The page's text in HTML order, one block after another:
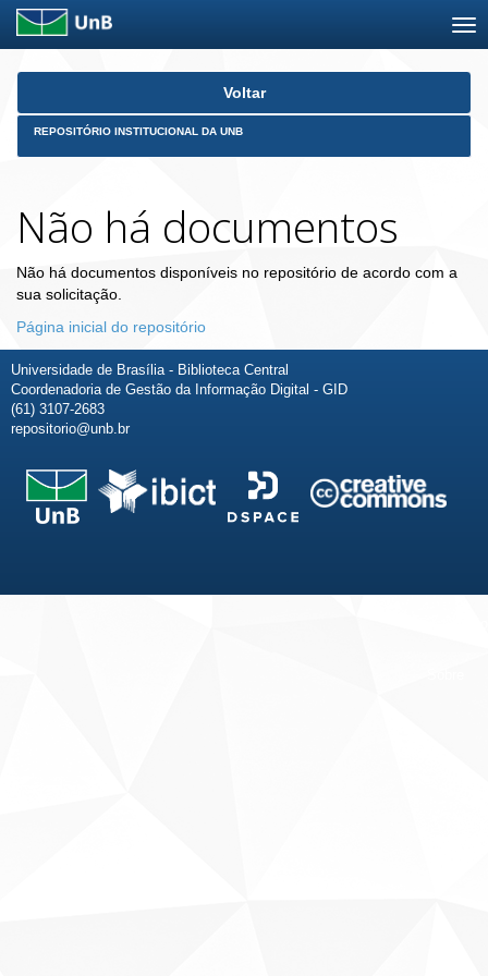
Skip
Voltar
REPOSITÓRIO INSTITUCIONAL DA UNB
Não há documentos
Não há documentos disponíveis no repositório de acordo com a
sua solicitação.
Página inicial do repositório
Universidade de Brasília - Biblioteca Central
Coordenadoria de Gestão da Informação Digital - GID
(61) 3107-2683
repositorio@unb.br